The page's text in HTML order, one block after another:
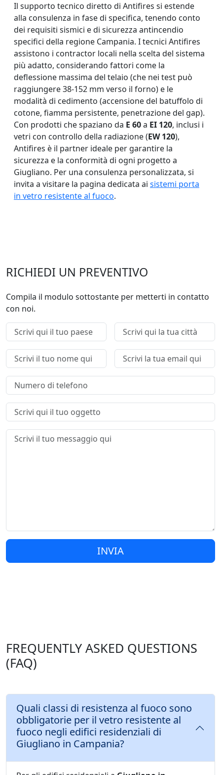
Il supporto tecnico diretto di Antifires si estende
alla consulenza in fase di specifica, tenendo conto
dei requisiti sismici e di sicurezza antincendio
specifici della regione Campania. I tecnici Antifires
assistono i contractor locali nella scelta del sistema
più adatto, considerando fattori come la
deflessione massima del telaio (che nei test può
raggiungere 38-152 mm verso il forno) e le
modalità di cedimento (accensione del batuffolo di
cotone, fiamma persistente, penetrazione del gap).
Con prodotti che spaziano da E 60a EI 120, inclusi i
vetri con controllo della radiazione (EW 120),
Antifires è il partner ideale per garantire la
sicurezza e la conformità di ogni progetto a
Giugliano. Per una consulenza personalizzata, si
invita a visitare la pagina dedicata ai sistemi porta
in vetro resistente al fuoco.
RICHIEDI UN PREVENTIVO
Compila il modulo sottostante per metterti in contatto
con noi.
INVIA
FREQUENTLY ASKED QUESTIONS
(FAQ)
Quali classi di resistenza al fuoco sono
obbligatorie per il vetro resistente al
fuoco negli edifici residenziali di
Giugliano in Campania?